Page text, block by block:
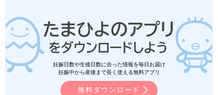
妊娠日数や生後日数に合った情報を毎日お届け
妊娠中から産後まで長く使える無料アプリ
無料ダウンロード